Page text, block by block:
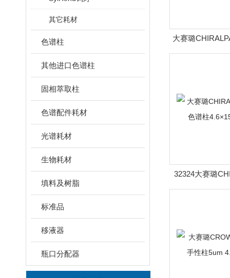
其它耗材
色谱柱
其他进口色谱柱
固相萃取柱
色谱配件耗材
光谱耗材
生物耗材
填料及树脂
标准品
移液器
瓶口分配器
大赛璐
析色谱
32324大赛璐
AX色谱柱